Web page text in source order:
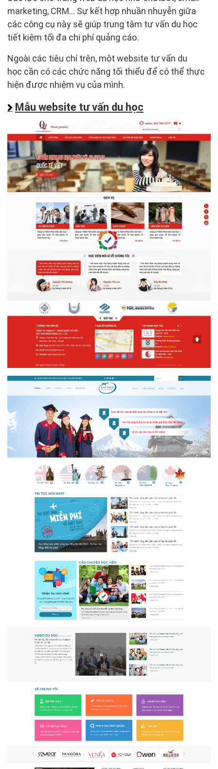
marketing, CRM… Sự kết hợp nhuần nhuyễn giữa
các công cụ này sẽ giúp trung tâm tư vấn du học
tiết kiệm tối đa chi phí quảng cáo.
Ngoài các tiêu chí trên, một website tư vấn du
học cần có các chức năng tối thiểu để có thể thực
hiện được nhiệm vụ của mình.
Mẫu website tư vấn du học